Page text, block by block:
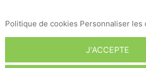
Politique de cookies Personnaliser les
J'ACCEPTE